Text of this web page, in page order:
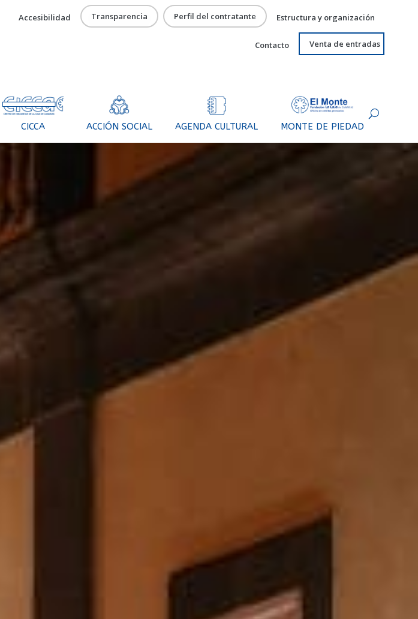
Accesibilidad Transparencia Perfil del contratante Estructura y organización
Contacto Venta de entradas
CICCA ACCIÓN SOCIAL AGENDA CULTURAL MONTE DE PIEDAD
Sala patio Sala de exposiciones y muestras Servicios complementarios